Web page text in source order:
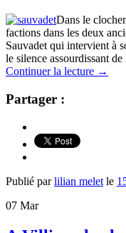
Dans le
factions dans les deux
Sauvadet qui intervient à
le silence assourdissant
Continuer la lecture →
Partager :
Publié parlilian melet le
07 Mar